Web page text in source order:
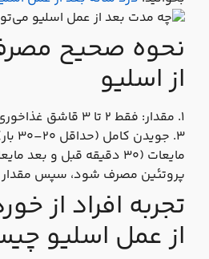
نحوه صحیح
از اسلیو
پروتئین مصرف شود، سپس مقدار
تجربه افراد از
از عمل اسلیو